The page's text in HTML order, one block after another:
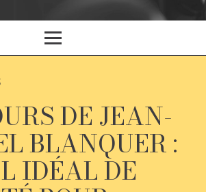
DE JEAN-
BLANQUER :
IDÉAL DE